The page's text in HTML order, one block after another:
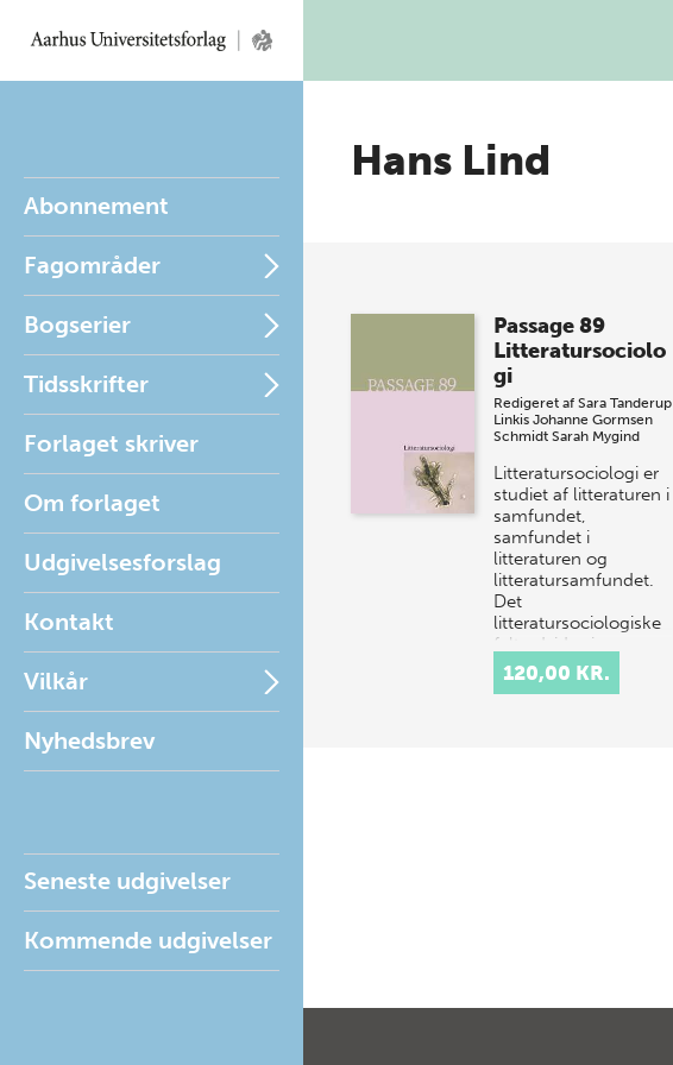
Abonnement
Fagområder
Bogserier
Tidsskrifter
Forlaget skriver
Om forlaget
Udgivelsesforslag
Kontakt
Vilkår
Nyhedsbrev
Seneste udgivelser
Kommende udgivelser
Hans Lind
Passage 89
Litteratursociolo
gi
Redigeret af Sara Tanderup
Linkis Johanne Gormsen
Schmidt Sarah Mygind
Litteratursociologi er
studiet af litteraturen i
samfundet,
samfundet i
litteraturen og
litteratursamfundet.
Det
litteratursociologiske
felt udvides i…
120,00 KR.